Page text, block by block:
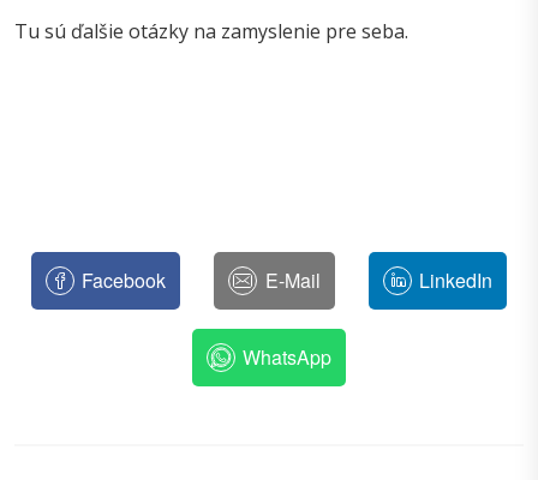
Tu sú ďalšie otázky na zamyslenie pre seba.
Facebook E-Mail LinkedIn
WhatsApp